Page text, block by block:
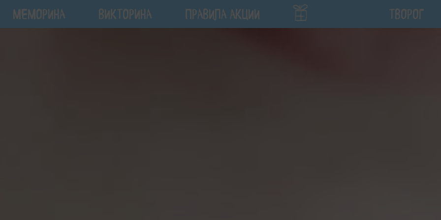
МЕМОРИНА ВИКТОРИНА ПРАВИЛА АКЦИИ
ПРИЗ
ТВОРОГ